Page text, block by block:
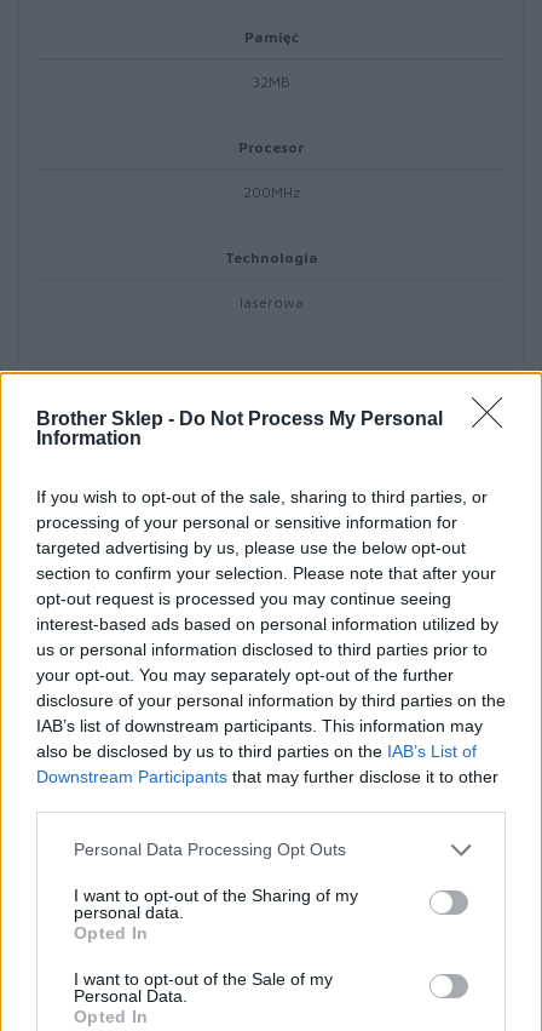
Brother Sklep - Do Not Process My Personal
Information
If you wish to opt-out of the sale, sharing to third parties, or
processing of your personal or sensitive information for
targeted advertising by us, please use the below opt-out
section to confirm your selection. Please note that after your
opt-out request is processed you may continue seeing
interest-based ads based on personal information utilized by
us or personal information disclosed to third parties prior to
your opt-out. You may separately opt-out of the further
disclosure of your personal information by third parties on the
IAB’s list of downstream participants. This information may
also be disclosed by us to third parties on the IAB’s List of
Downstream Participants that may further disclose it to other
Personal Data Processing Opt Outs
I want to opt-out of the Sharing of my
personal data.
Opted In
I want to opt-out of the Sale of my
Personal Data.
Opted In
Pamięć
32MB
Procesor
200MHz
Technologia
laserowa
Lokalny interfejs
Hi-Speed USB 2.0
Interfejs sieci bezprzewodowej
IEEE 802.11b/g/n
Połączenie
Sieć bezprzewodowa
Kopiowanie